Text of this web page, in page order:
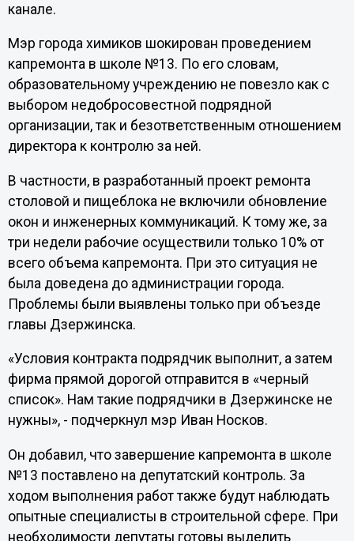
канале.
Мэр города химиков шокирован проведением
капремонта в школе №13. По его словам,
образовательному учреждению не повезло как с
выбором недобросовестной подрядной
организации, так и безответственным отношением
директора к контролю за ней.
В частности, в разработанный проект ремонта
столовой и пищеблока не включили обновление
окон и инженерных коммуникаций. К тому же, за
три недели рабочие осуществили только 10% от
всего объема капремонта. При это ситуация не
была доведена до администрации города.
Проблемы были выявлены только при объезде
главы Дзержинска.
«Условия контракта подрядчик выполнит, а затем
фирма прямой дорогой отправится в «черный
список». Нам такие подрядчики в Дзержинске не
нужны», - подчеркнул мэр Иван Носков.
Он добавил, что завершение капремонта в школе
№13 поставлено на депутатский контроль. За
ходом выполнения работ также будут наблюдать
опытные специалисты в строительной сфере. При
необходимости депутаты готовы выделить